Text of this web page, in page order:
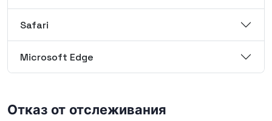
Safari
Microsoft Edge
Отказ от отслеживания